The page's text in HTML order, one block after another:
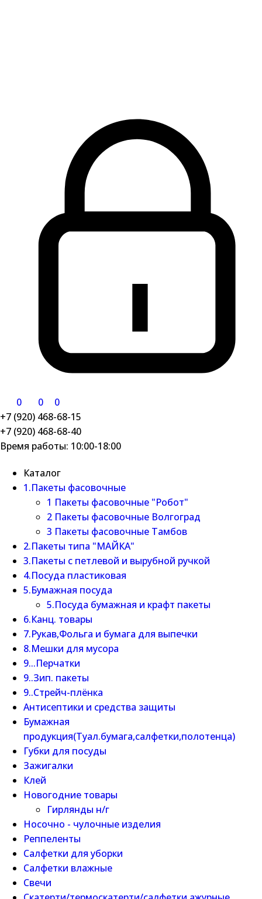
0 0
0
+7 (920) 468-68-15
+7 (920) 468-68-40
Время работы: 10:00-18:00
Каталог
1.Пакеты фасовочные
1 Пакеты фасовочные "Робот"
2 Пакеты фасовочные Волгоград
3 Пакеты фасовочные Тамбов
2.Пакеты типа "МАЙКА"
3.Пакеты с петлевой и вырубной ручкой
4.Посуда пластиковая
5.Бумажная посуда
5.Посуда бумажная и крафт пакеты
6.Канц. товары
7.Рукав,Фольга и бумага для выпечки
8.Мешки для мусора
9...Перчатки
9..Зип. пакеты
9..Стрейч-плёнка
Антисептики и средства защиты
Бумажная
продукция(Туал.бумага,салфетки,полотенца)
Губки для посуды
Зажигалки
Клей
Новогодние товары
Гирлянды н/г
Носочно - чулочные изделия
Реппеленты
Салфетки для уборки
Салфетки влажные
Свечи